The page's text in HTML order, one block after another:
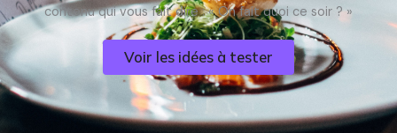
contenu qui vous fait dire : « On fait quoi ce soir ? »
Voir les idées à tester